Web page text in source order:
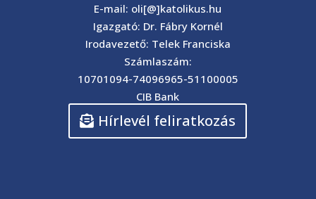
E-mail: oli[@]katolikus.hu
Igazgató: Dr. Fábry Kornél
Irodavezető: Telek Franciska
Számlaszám:
10701094-74096965-51100005
CIB Bank
Hírlevél feliratkozás